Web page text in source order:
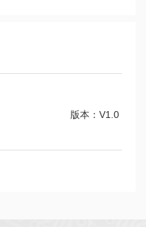
版本：V1.0